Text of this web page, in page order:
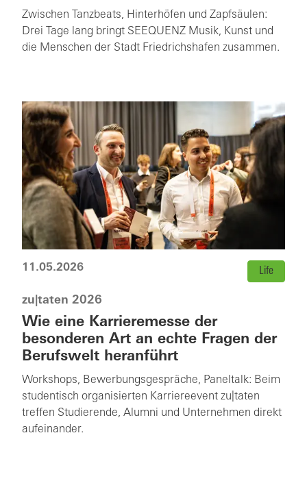
Zwischen Tanzbeats, Hinterhöfen und Zapfsäulen:
Drei Tage lang bringt SEEQUENZ Musik, Kunst und
die Menschen der Stadt Friedrichshafen zusammen.
11.05.2026 Life
zu|taten 2026
Wie eine Karrieremesse der
besonderen Art an echte Fragen der
Berufswelt heranführt
Workshops, Bewerbungsgespräche, Paneltalk: Beim
studentisch organisierten Karriereevent zu|taten
treffen Studierende, Alumni und Unternehmen direkt
aufeinander.